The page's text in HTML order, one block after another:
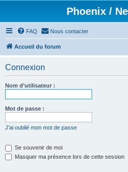
Phoenix /
FAQ Nous contacter
Accueil du forum
Connexion
Nom d’utilisateur :
Mot de passe :
J’ai oublié mon mot de passe
Se souvenir de moi
Masquer ma présence lors de cette session